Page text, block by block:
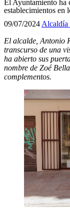
El Ayuntamiento ha
establecimientos en
09/07/2024Alcaldía
El alcalde, Antonio
transcurso de una
ha abierto sus
nombre de Zoé
complementos.